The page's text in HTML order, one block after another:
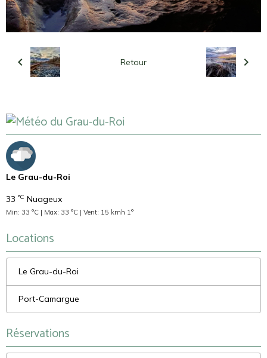
Retour
Le Grau-du-Roi
33 °C Nuageux
Min: 33 °C | Max: 33 °C | Vent: 15 kmh 1°
Locations
Le Grau-du-Roi
Port-Camargue
Réservations